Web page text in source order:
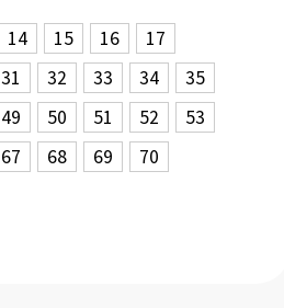
14 15 16
17
31 32 33 34
35
49 50 51 52
53
67 68 69
70